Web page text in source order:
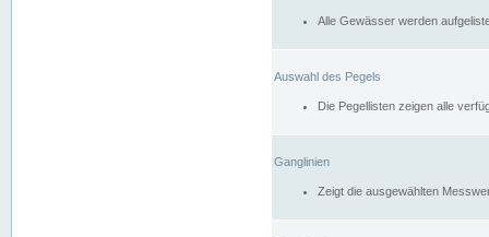
Alle Gewässer werden
Auswahl des Pegels
Die Pegellisten zeigen alle
Ganglinien
Zeigt die ausgewählten